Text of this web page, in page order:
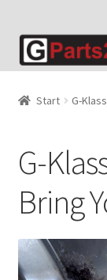
Zur
Navigation
Zum
Inhalt
Start G-
G-
Bring